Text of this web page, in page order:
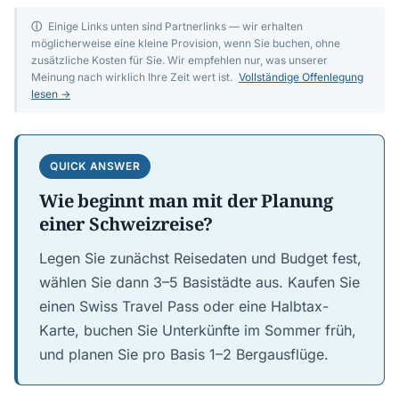
ⓘ Einige Links unten sind Partnerlinks — wir erhalten
möglicherweise eine kleine Provision, wenn Sie buchen, ohne
zusätzliche Kosten für Sie. Wir empfehlen nur, was unserer
Meinung nach wirklich Ihre Zeit wert ist. Vollständige Offenlegung
lesen →
QUICK ANSWER
Wie beginnt man mit der Planung
einer Schweizreise?
Legen Sie zunächst Reisedaten und Budget fest,
wählen Sie dann 3–5 Basistädte aus. Kaufen Sie
einen Swiss Travel Pass oder eine Halbtax-
Karte, buchen Sie Unterkünfte im Sommer früh,
und planen Sie pro Basis 1–2 Bergausflüge.